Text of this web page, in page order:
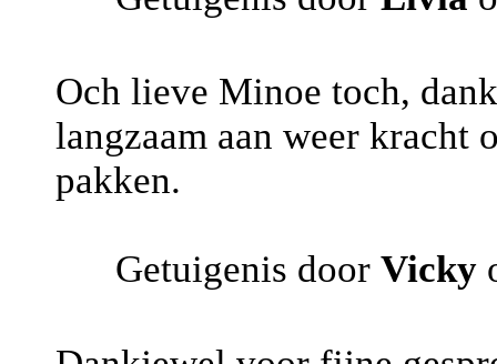
Och lieve Minoe toch,
langzaam aan weer kracht
pakken.
Getuigenis door Vicky